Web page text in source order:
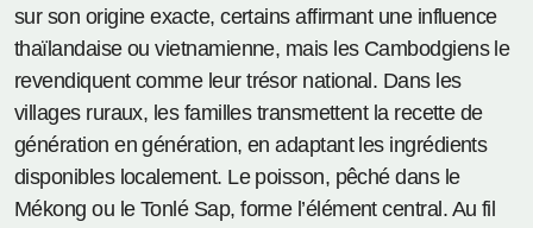
sur son origine exacte, certains affirmant une influence
thaïlandaise ou vietnamienne, mais les Cambodgiens le
revendiquent comme leur trésor national. Dans les
villages ruraux, les familles transmettent la recette de
génération en génération, en adaptant les ingrédients
disponibles localement. Le poisson, pêché dans le
Mékong ou le Tonlé Sap, forme l’élément central. Au fil